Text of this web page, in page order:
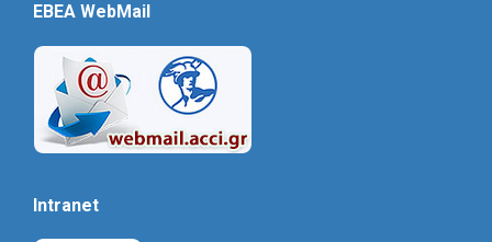
EBEA WebMail
Intranet